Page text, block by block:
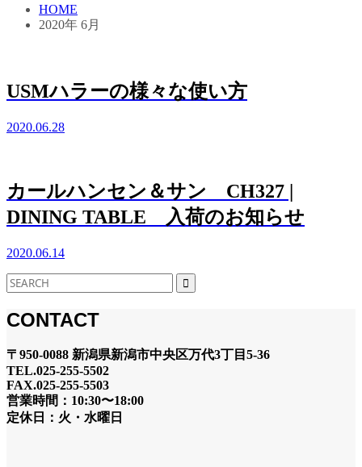
HOME
2020年 6月
USMハラーの様々な使い方
2020.06.28
カールハンセン＆サン CH327 |
DINING TABLE 入荷のお知らせ
2020.06.14
CONTACT
〒950-0088 新潟県新潟市中央区万代3丁目5-36
TEL.025-255-5502
FAX.025-255-5503
営業時間：10:30〜18:00
定休日：火・水曜日